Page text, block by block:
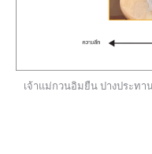
เจ้าแม่กวนอิมยืน ปางประทา